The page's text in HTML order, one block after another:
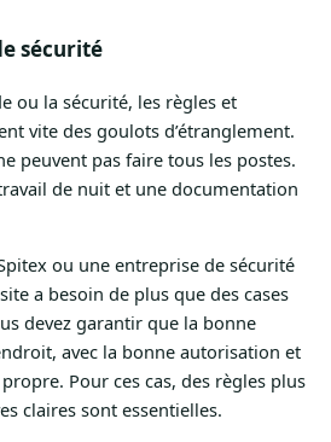
sécurité
ou la sécurité, les règles et
vite des goulots d’étranglement.
peuvent pas faire tous les postes.
de nuit et une documentation
ou une entreprise de sécurité
a besoin de plus que des cases
devez garantir que la bonne
avec la bonne autorisation et
Pour ces cas, des règles plus
claires sont essentielles.